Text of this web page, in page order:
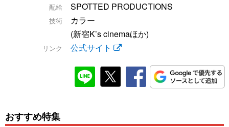
配給 SPOTTED PRODUCTIONS
技術
カラー
(新宿K’s cinemaほか)
リンク 公式サイト
おすすめ特集